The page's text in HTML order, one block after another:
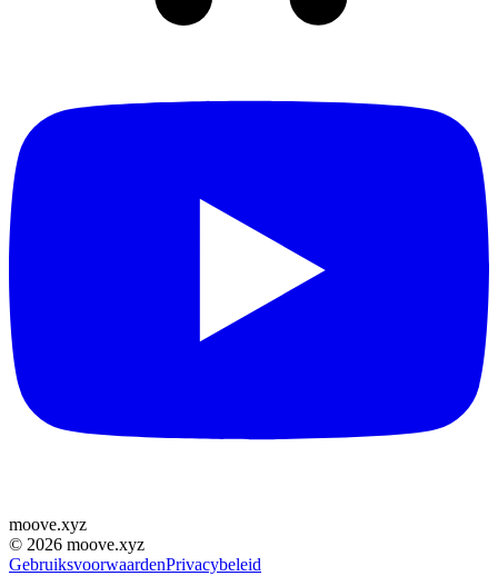
moove.xyz
© 2026 moove.xyz
GebruiksvoorwaardenPrivacybeleid